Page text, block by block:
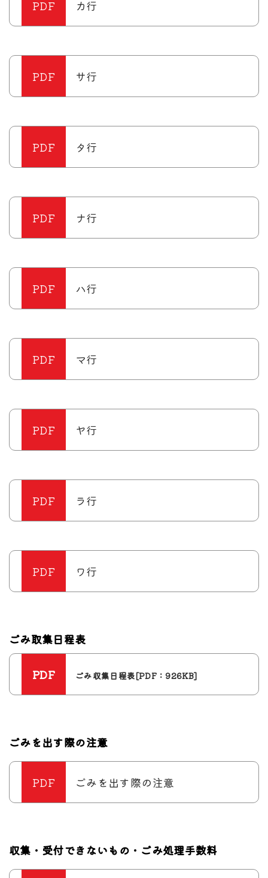
カ行
サ行
タ行
ナ行
ハ行
マ行
ヤ行
ラ行
ワ行
ごみ取集日程表
ごみ収集日程表[PDF：926KB]
ごみを出す際の注意
ごみを出す際の注意
収集・受付できないもの・ごみ処理手数料